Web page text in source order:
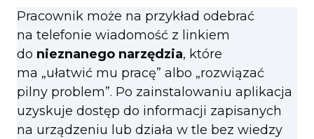
Pracownik może na przykład odebrać
na telefonie wiadomość z linkiem
do nieznanego narzędzia, które
ma „ułatwić mu pracę” albo „rozwiązać
pilny problem”. Po zainstalowaniu aplikacja
uzyskuje dostęp do informacji zapisanych
na urządzeniu lub działa w tle bez wiedzy